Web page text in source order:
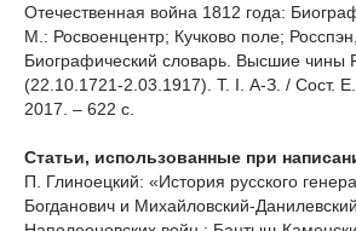
Отечественная война 1812 года:
М.: Росвоенцентр; Кучково поле;
Биографический словарь. Высшие чины
(22.10.1721-2.03.1917). Т. I. А-З. / Сост.
2017. – 622 с.
Статьи, использованные при
П. Глиноецкий: «История русского
Богданович и Михайловский-